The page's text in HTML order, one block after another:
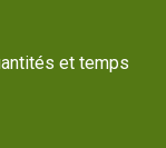
et temps